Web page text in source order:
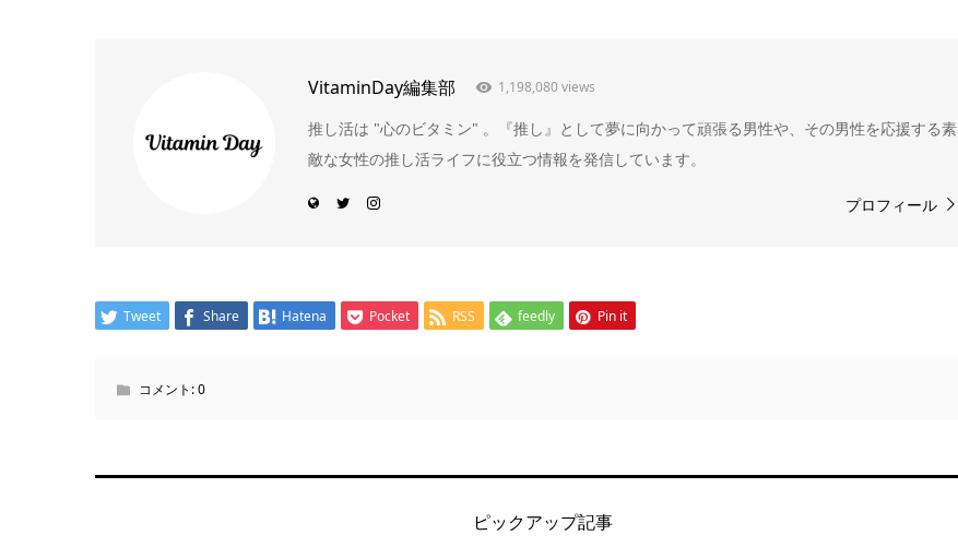
VitaminDay編集部 1,198,080 views
推し活は "心のビタミン" 。『推し』として夢に向かって頑張る男性や、その男性を応援する素
敵な女性の推し活ライフに役立つ情報を発信しています。
プロフィール
Tweet Share Hatena Pocket RSS feedly Pin it
コメント:0
ピックアップ記事